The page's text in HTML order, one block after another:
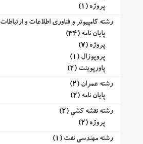
پروژه (1)
رشته کامپیوتر و فناوری اطلاعات و ارتباطات
پایان نامه (34)
پروژه (7)
پروپوزال (1)
پاورپوینت (2)
رشته عمران (2)
پایان نامه (2)
رشته نقشه کشی (2)
پروژه (2)
رشته مهندسی نفت (1)